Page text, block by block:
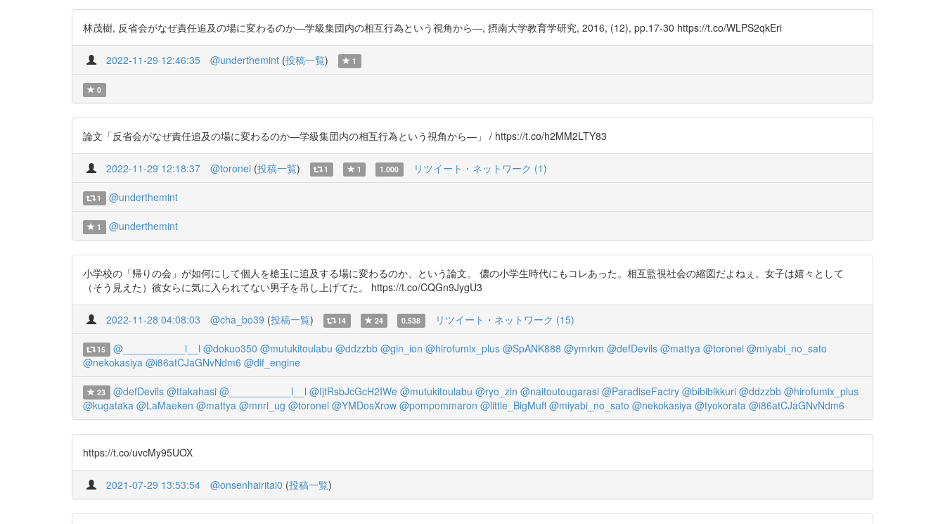
林茂樹, 反省会がなぜ責任追及の場に変わるのか―学級集団内の相互行為という視角から―, 摂南大学教育学研究, 2016, (12), pp.17-30 https://t.co/WLPS2qkEri
2022-11-29 12:46:35 @underthemint (投稿一覧) 1
0
論文「反省会がなぜ責任追及の場に変わるのか―学級集団内の相互行為という視角から―」 / https://t.co/h2MM2LTY83
2022-11-29 12:18:37 @toronei (投稿一覧) 1 1 1.000 リツイート・ネットワーク (1)
1 @underthemint
1 @underthemint
小学校の「帰りの会」が如何にして個人を槍玉に追及する場に変わるのか、という論文。 儂の小学生時代にもコレあった。相互監視社会の縮図だよねぇ。女子は嬉々として
（そう見えた）彼女らに気に入られてない男子を吊し上げてた。 https://t.co/CQGn9JygU3
2022-11-28 04:08:03 @cha_bo39 (投稿一覧) 14 24 0.538 リツイート・ネットワーク (15)
15 @___________l__l @dokuo350 @mutukitoulabu @ddzzbb @gin_ion @hirofumix_plus @SpANK888 @ymrkm @defDevils @mattya @toronei @miyabi_no_sato
@nekokasiya @i86atCJaGNvNdm6 @dif_engine
23 @defDevils @ttakahasi @___________l__l @IjtRsbJcGcH2IWe @mutukitoulabu @ryo_zin @naitoutougarasi @ParadiseFactry @bibibikkuri @ddzzbb @hirofumix_plus
@kugataka @LaMaeken @mattya @mnri_ug @toronei @YMDosXrow @pompommaron @little_BigMuff @miyabi_no_sato @nekokasiya @tyokorata @i86atCJaGNvNdm6
https://t.co/uvcMy95UOX
2021-07-29 13:53:54 @onsenhairitai0 (投稿一覧)